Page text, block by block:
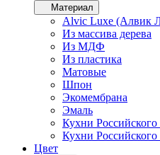
Материал
Alvic Luxe (Алвик
Из массива дерева
Из МДФ
Из пластика
Матовые
Шпон
Экомембрана
Эмаль
Кухни
Кухни Российского
Цвет